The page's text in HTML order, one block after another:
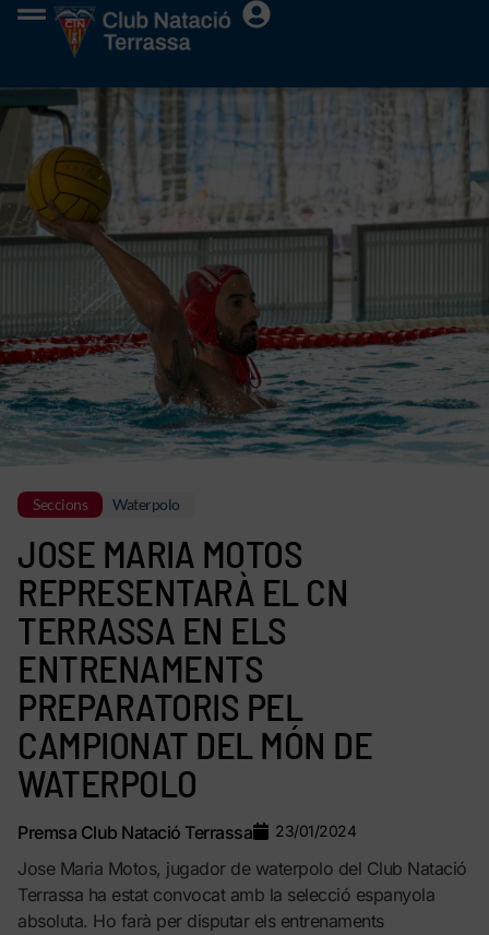
Seccions Waterpolo
JOSE MARIA MOTOS
REPRESENTARÀ EL CN
TERRASSA EN ELS
ENTRENAMENTS
PREPARATORIS PEL
CAMPIONAT DEL MÓN DE
WATERPOLO
Premsa Club Natació Terrassa 23/01/2024
Jose Maria Motos, jugador de waterpolo del Club Natació
Terrassa ha estat convocat amb la selecció espanyola
absoluta. Ho farà per disputar els entrenaments